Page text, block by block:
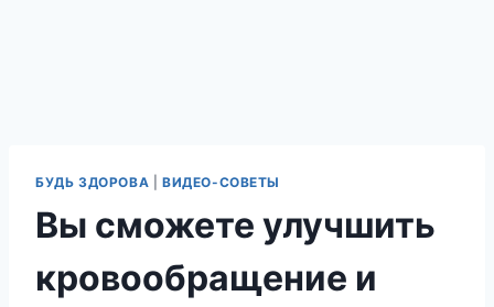
БУДЬ ЗДОРОВА ВИДЕО-СОВЕТЫ
Вы сможете улучшить
кровообращение и